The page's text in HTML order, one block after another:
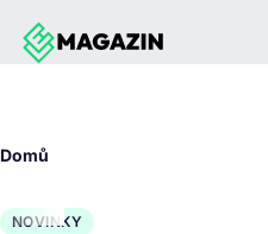
Přejít k hlavnímu obsahu
Domů
NOVINKY